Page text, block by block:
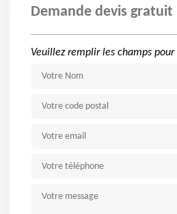
Demande devis gratuit
Veuillez remplir les champs